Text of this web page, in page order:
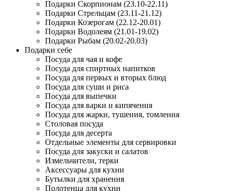
Подарки Скорпионам (23.10-22.11)
Подарки Стрельцам (23.11-21.12)
Подарки Козерогам (22.12-20.01)
Подарки Водолеям (21.01-19.02)
Подарки Рыбам (20.02-20.03)
Подарки себе
Посуда для чая и кофе
Посуда для спиртных напитков
Посуда для первых и вторых блюд
Посуда для суши и риса
Посуда для выпечки
Посуда для варки и кипячения
Посуда для жарки, тушения, томления
Столовая посуда
Посуда для десерта
Отдельные элементы для сервировки
Посуда для закуски и салатов
Измельчители, терки
Аксессуары для кухни
Бутылки для хранения
Полотенца для кухни